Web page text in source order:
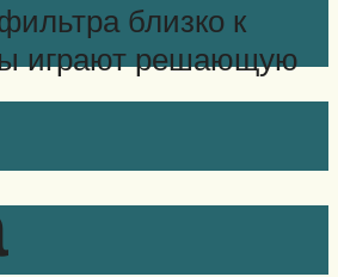
близко к
играют решающую